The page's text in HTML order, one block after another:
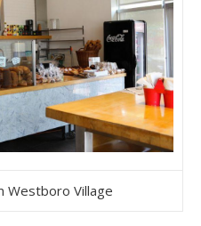
Westboro Village